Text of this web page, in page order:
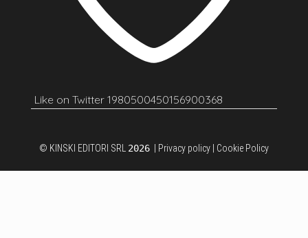
Like on Twitter 1980500450156900368
© KINSKI EDITORI SRL 2026 | Privacy policy | Cookie Policy